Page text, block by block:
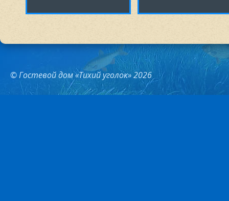
© Гостевой дом «Тихий уголок» 2026